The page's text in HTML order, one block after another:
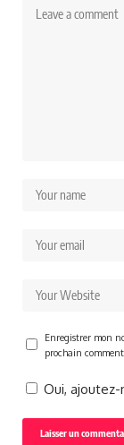
Enregistrer mon
prochain
Oui,